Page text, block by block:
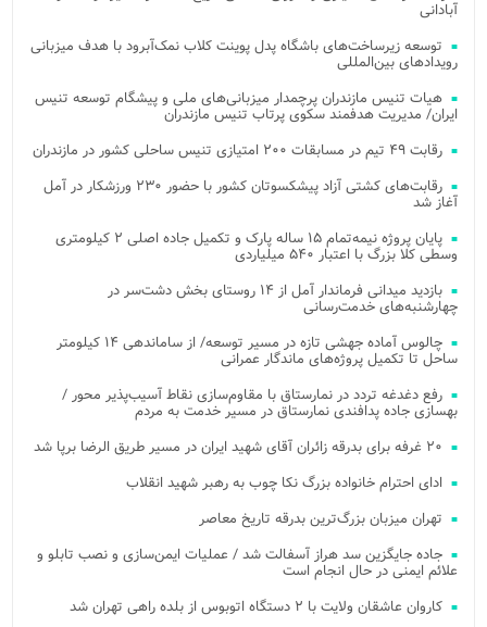
آبادانی
توسعه زیرساخت‌های باشگاه پدل پوینت کلاب نمک‌آبرود با هدف میزبانی
رویدادهای بین‌المللی
هیات تنیس مازندران پرچمدار میزبانی‌های ملی و پیشگام توسعه تنیس
ایران/ مدیریت هدفمند سکوی پرتاب تنیس مازندران
رقابت ۴۹ تیم در مسابقات ۲۰۰ امتیازی تنیس ساحلی کشور در مازندران
رقابت‌های کشتی آزاد پیشکسوتان کشور با حضور ۲۳۰ ورزشکار در آمل
آغاز شد
پایان پروژه نیمه‌تمام ۱۵ ساله پارک و تکمیل جاده اصلی ۲ کیلومتری
وسطی کلا بزرگ با اعتبار ۵۴۰ میلیاردی
بازدید میدانی فرماندار آمل از ۱۴ روستای بخش دشت‌سر در
چهارشنبه‌های خدمت‌رسانی
چالوس آماده جهشی تازه در مسیر توسعه/ از ساماندهی ۱۴ کیلومتر
ساحل تا تکمیل پروژه‌های ماندگار عمرانی
رفع دغدغه تردد در نمارستاق با مقاوم‌سازی نقاط آسیب‌پذیر محور /
بهسازی جاده پدافندی نمارستاق در مسیر خدمت به مردم
۲۰ غرفه برای بدرقه زائران آقای شهید ایران در مسیر طریق الرضا برپا شد
ادای احترام خانواده بزرگ نکا چوب به رهبر شهید انقلاب
تهران میزبان بزرگ‌ترین بدرقه تاریخ معاصر
جاده جایگزین سد هراز آسفالت شد / عملیات ایمن‌سازی و نصب تابلو و
علائم ایمنی در حال انجام است
کاروان عاشقان ولایت با ۲ دستگاه اتوبوس از بلده راهی تهران شد